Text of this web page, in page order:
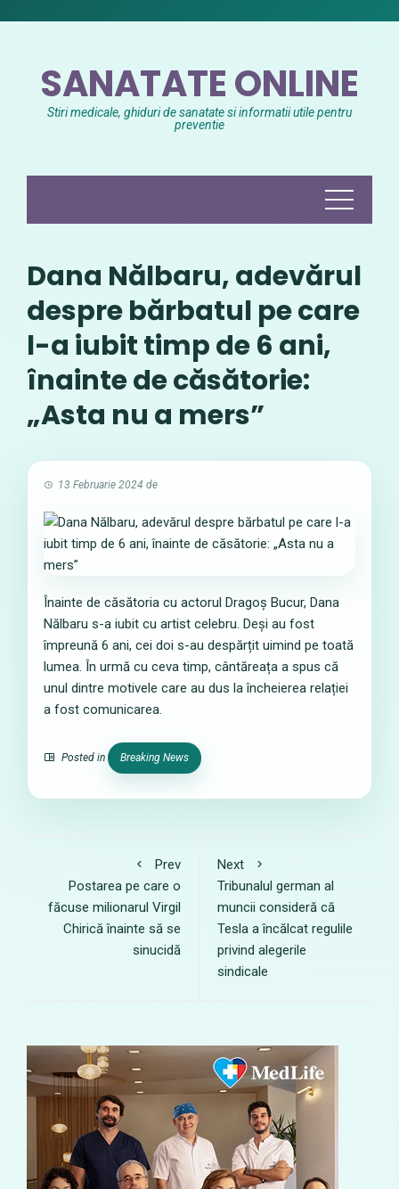
SANATATE ONLINE
Stiri medicale, ghiduri de sanatate si informatii utile pentru
preventie
Dana Nălbaru, adevărul
despre bărbatul pe care
l-a iubit timp de 6 ani,
înainte de căsătorie:
„Asta nu a mers”
13 Februarie 2024 de
Înainte de căsătoria cu actorul Dragoș Bucur, Dana
Nălbaru s-a iubit cu artist celebru. Deși au fost
împreună 6 ani, cei doi s-au despărțit uimind pe toată
lumea. În urmă cu ceva timp, cântăreața a spus că
unul dintre motivele care au dus la încheierea relației
a fost comunicarea.
Posted in Breaking News
Prev
Postarea pe care o
făcuse milionarul Virgil
Chirică înainte să se
sinucidă
Next
Tribunalul german al
muncii consideră că
Tesla a încălcat regulile
privind alegerile
sindicale